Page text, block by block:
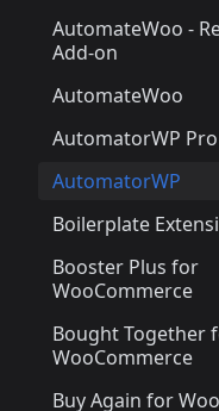
AutomateWoo -
Add-on
AutomateWoo
AutomatorWP Pro
AutomatorWP
Boilerplate
Booster Plus for
WooCommerce
Bought Together
WooCommerce
Buy Again for